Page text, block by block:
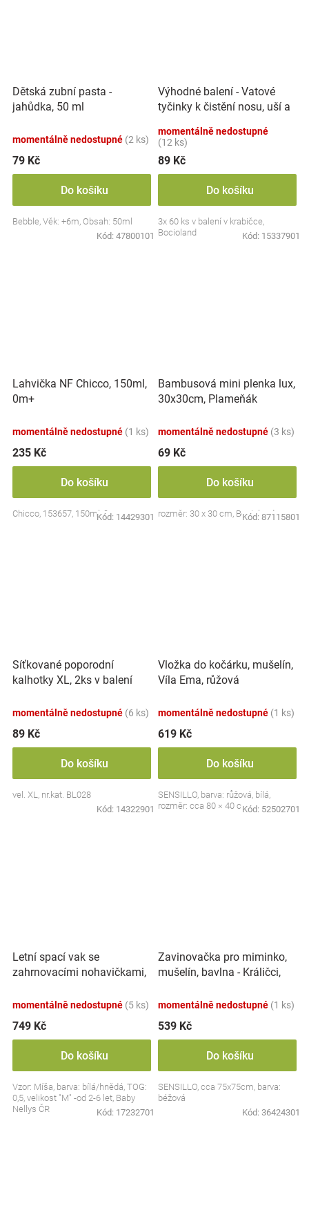
Dětská zubní pasta -
jahůdka, 50 ml
momentálně nedostupné (2 ks)
79 Kč
Do košíku
Bebble, Věk: +6m, Obsah: 50ml
Kód: 47800101
Výhodné balení - Vatové
tyčinky k čistění nosu, uší a
momentálně nedostupné
(12 ks)
89 Kč
Do košíku
3x 60 ks v balení v krabičce,
Bocioland
Kód: 15337901
Lahvička NF Chicco, 150ml,
0m+
momentálně nedostupné (1 ks)
235 Kč
Do košíku
Chicco, 153657, 150ml, 0m+
Kód: 14429301
Bambusová mini plenka lux,
30x30cm, Plameňák
momentálně nedostupné (3 ks)
69 Kč
Do košíku
rozměr: 30 x 30 cm, Bocioland
Kód: 87115801
Síťkované poporodní
kalhotky XL, 2ks v balení
momentálně nedostupné (6 ks)
89 Kč
Do košíku
vel. XL, nr.kat. BL028
Kód: 14322901
Vložka do kočárku, mušelín,
Víla Ema, růžová
momentálně nedostupné (1 ks)
619 Kč
Do košíku
SENSILLO, barva: růžová, bílá,
rozměr: cca 80 × 40 cmKód: 52502701
Letní spací vak se
zahrnovacími nohavičkami,
potiskem, M
momentálně nedostupné (5 ks)
749 Kč
Do košíku
Vzor: Míša, barva: bílá/hnědá, TOG:
0,5, velikost "M" -od 2-6 let, Baby
Nellys ČR
Kód: 17232701
Zavinovačka pro miminko,
mušelín, bavlna - Králičci,
momentálně nedostupné (1 ks)
539 Kč
Do košíku
SENSILLO, cca 75x75cm, barva:
béžová
Kód: 36424301